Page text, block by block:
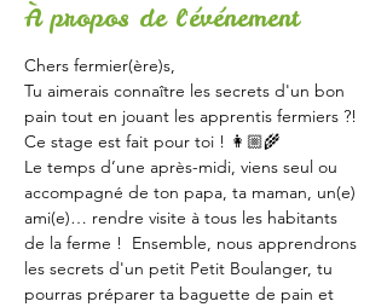
À propos de l'événement
Chers fermier(ère)s,
Tu aimerais connaître les secrets d'un bon
pain tout en jouant les apprentis fermiers ?!
Ce stage est fait pour toi ! 👩🏼‍🌾
Le temps d’une après-midi, viens seul ou
accompagné de ton papa, ta maman, un(e)
ami(e)… rendre visite à tous les habitants
de la ferme !  Ensemble, nous apprendrons
les secrets d'un petit Petit Boulanger, tu
pourras préparer ta baguette de pain et